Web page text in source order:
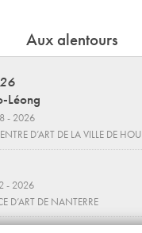
Aux alentours
Léong
- 2026
D’ART DE LA VILLE DE
- 2026
D’ART DE NANTERRE